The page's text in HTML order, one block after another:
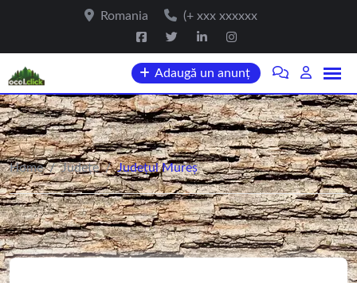
Romania (+ xxx xxxxxx
Adaugă un anunț
Home / Județe / Județul Mureș